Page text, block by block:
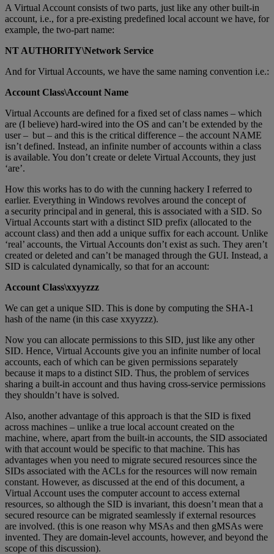
A Virtual Account consists of two parts, just like any other built-in
account, i.e., for a pre-existing predefined local account we have, for
example, the two-part name:
NT AUTHORITY\Network Service
And for Virtual Accounts, we have the same naming convention i.e.:
Account Class\Account Name
Virtual Accounts are defined for a fixed set of class names – which
are (I believe) hard-wired into the OS and can’t be extended by the
user – but – and this is the critical difference – the account NAME
isn’t defined. Instead, an infinite number of accounts within a class
is available. You don’t create or delete Virtual Accounts, they just
‘are’.
How this works has to do with the cunning hackery I referred to
earlier. Everything in Windows revolves around the concept of
a security principal and in general, this is associated with a SID. So
Virtual Accounts start with a distinct SID prefix (allocated to the
account class) and then add a unique suffix for each account. Unlike
‘real’ accounts, the Virtual Accounts don’t exist as such. They aren’t
created or deleted and can’t be managed through the GUI. Instead, a
SID is calculated dynamically, so that for an account:
Account Class\xxyyzzz
We can get a unique SID. This is done by computing the SHA-1
hash of the name (in this case xxyyzzz).
Now you can allocate permissions to this SID, just like any other
SID. Hence, Virtual Accounts give you an infinite number of local
accounts, each of which can be given permissions separately
because it maps to a distinct SID. Thus, the problem of services
sharing a built-in account and thus having cross-service permissions
they shouldn’t have is solved.
Also, another advantage of this approach is that the SID is fixed
across machines – unlike a true local account created on the
machine, where, apart from the built-in accounts, the SID associated
with that account would be specific to that machine. This has
advantages when you need to migrate secured resources since the
SIDs associated with the ACLs for the resources will now remain
constant. However, as discussed at the end of this document, a
Virtual Account uses the computer account to access external
resources, so although the SID is invariant, this doesn’t mean that a
secured resource can be migrated seamlessly if external resources
are involved. (this is one reason why MSAs and then gMSAs were
invented. They are domain-level accounts, however, and beyond the
scope of this discussion).